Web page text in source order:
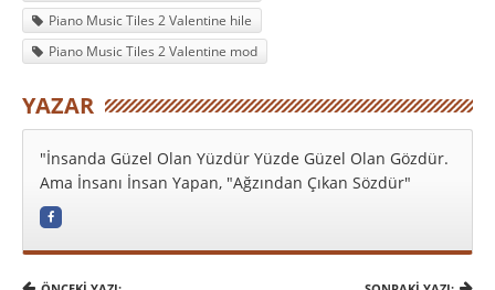
Piano Music Tiles 2 Valentine hile
Piano Music Tiles 2 Valentine mod
YAZAR
"İnsanda Güzel Olan Yüzdür Yüzde Güzel Olan Gözdür.
Ama İnsanı İnsan Yapan, "Ağzından Çıkan Sözdür"